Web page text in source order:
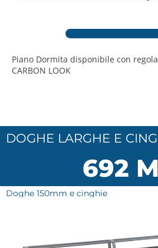
Piano Dormita disponibile con
CARBON LOOK
DOGHE LARGHE E
692
Doghe 150mm e cinghie